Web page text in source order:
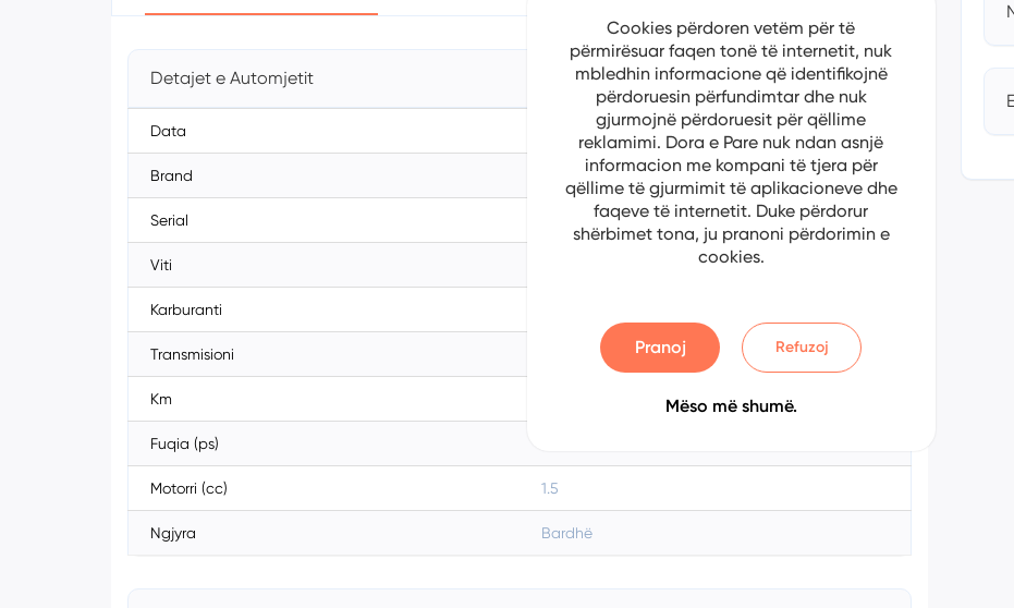
Detajet e Automjetit
Data 5/29/2024
Brand Peugeot
Serial
Viti
Karburanti
Transmisioni Automatik
Km
Fuqia (ps)
Motorri (cc) 1.5
Ngjyra Bardhë
Cookies përdoren vetëm për të
përmirësuar faqen tonë të internetit, nuk
mbledhin informacione që identifikojnë
përdoruesin përfundimtar dhe nuk
gjurmojnë përdoruesit për qëllime
reklamimi. Dora e Pare nuk ndan asnjë
informacion me kompani të tjera për
qëllime të gjurmimit të aplikacioneve dhe
faqeve të internetit. Duke përdorur
shërbimet tona, ju pranoni përdorimin e
cookies.
Pranoj Refuzoj
Mëso më shumë.